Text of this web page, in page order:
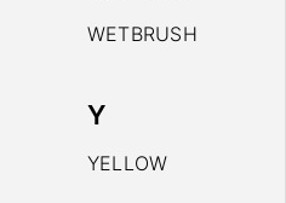
WETBRUSH
Y
YELLOW